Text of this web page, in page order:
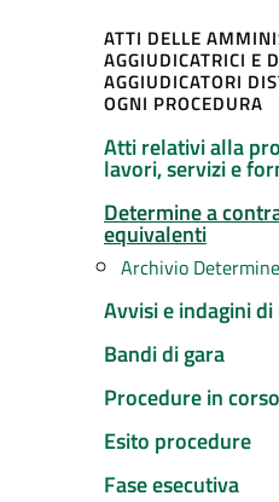
ATTI DELLE
AGGIUDICATRICI E
AGGIUDICATORI
OGNI PROCEDURA
Atti relativi alla
lavori, servizi e
Determine a
equivalenti
Archivio
Avvisi e indagini
Bandi di gara
Procedure in corso
Esito procedure
Fase esecutiva